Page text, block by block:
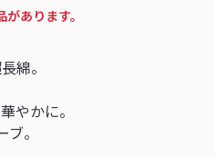
あります。
綿。
やかに。
。